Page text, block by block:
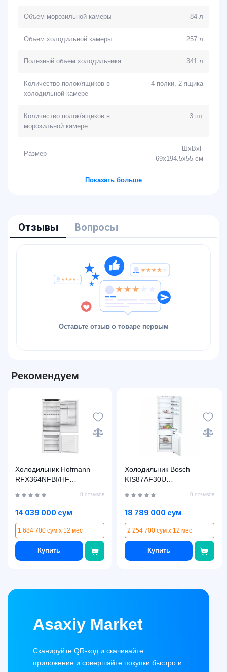
Объем морозильной камеры 84 л
Объем холодильной камеры 257 л
Полезный объем холодильника 341 л
Количество полок/ящиков в
холодильной камере
4 полки, 2 ящика
Количество полок/ящиков в
морозильной камере
3 шт
Размер
ШхВхГ
69х194.5х55 см
Показать больше
Отзывы Вопросы
Оставьте отзыв о товаре первым
Рекомендуем
Холодильник Hofmann
RFX364NFBI/HF
0 отзывов
14 039 000 сум
1 684 700 сум x 12 мес
Купить
Холодильник Bosch
KIS87AF30U
0 отзывов
18 789 000 сум
2 254 700 сум x 12 мес
Купить
Asaxiy Market
Сканируйте QR-код и скачивайте
приложение и совершайте покупки быстро и